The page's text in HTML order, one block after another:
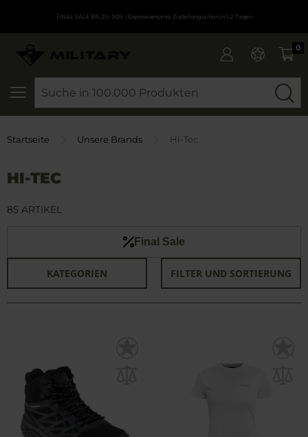
FINAL SALE BIS ZU -50% | Expressversand. Zustellung schon in 1-2 Tagen
0
Startseite Unsere Brands Hi-Tec
HI-TEC
Final Sale
KATEGORIEN FILTER UND SORTIERUNG
85 ARTIKEL